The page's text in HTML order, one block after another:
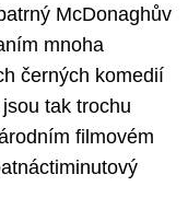
McDonaghův
mnoha
černých komedií
tak trochu
filmovém